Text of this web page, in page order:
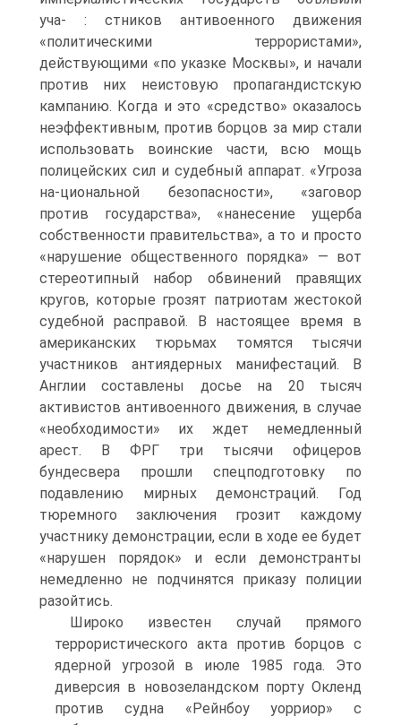
уча- : стников антивоенного движения
«политическими террористами»,
действующими «по указке Москвы», и начали
против них неистовую пропагандистскую
кампанию. Когда и это «средство» оказалось
неэффективным, против борцов за мир стали
использовать воинские части, всю мощь
полицейских сил и судебный аппарат. «Угроза
на-циональной безопасности», «заговор
против государства», «нанесение ущерба
собственности правительства», а то и просто
«нарушение общественного порядка» — вот
стереотипный набор обвинений правящих
кругов, которые грозят патриотам жестокой
судебной расправой. В настоящее время в
американских тюрьмах томятся тысячи
участников антиядерных манифестаций. В
Англии составлены досье на 20 тысяч
активистов антивоенного движения, в случае
«необходимости» их ждет немедленный
арест. В ФРГ три тысячи офицеров
бундесвера прошли спецподготовку по
подавлению мирных демонстраций. Год
тюремного заключения грозит каждому
участнику демонстрации, если в ходе ее будет
«нарушен порядок» и если демонстранты
немедленно не подчинятся приказу полиции
разойтись.
Широко известен случай прямого
террористического акта против борцов с
ядерной угрозой в июле 1985 года. Это
диверсия в новозеландском порту Окленд
против судна «Рейнбоу уорриор» с